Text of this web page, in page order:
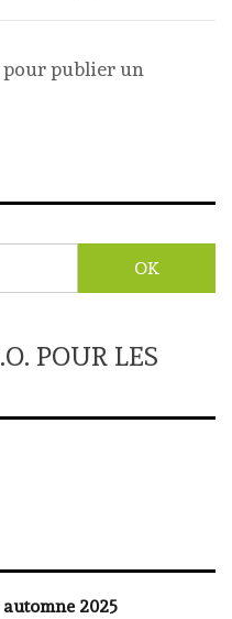
pour publier un
POUR LES
automne 2025